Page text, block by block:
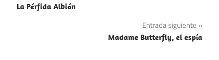
de
La Pérfida Albión
Entrada siguiente
Madame Butterfly, el espía